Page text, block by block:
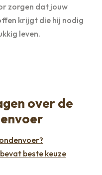
zorgen dat jouw
krijgt die hij nodig
leven.
over de
beste keuze